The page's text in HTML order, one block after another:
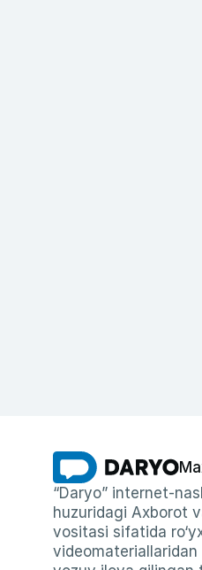
“Daryo” internet-
huzuridagi Axborot
vositasi sifatida
videomateriallaridan